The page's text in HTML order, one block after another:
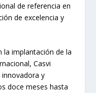
de referencia en
de excelencia y
la implantación de la
Casvi
innovadora y
doce meses hasta